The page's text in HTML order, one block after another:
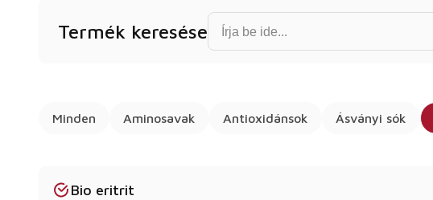
Termék keresése
Find product...
Minden Aminosavak Antioxidánsok Ásványi sók
Bio eritrit